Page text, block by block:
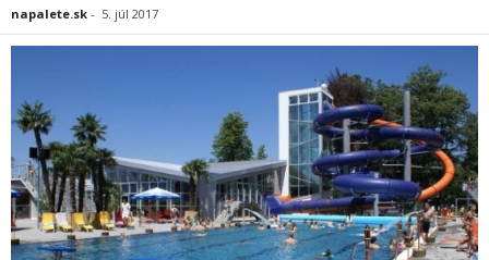
napalete.sk - 5. júl 2017